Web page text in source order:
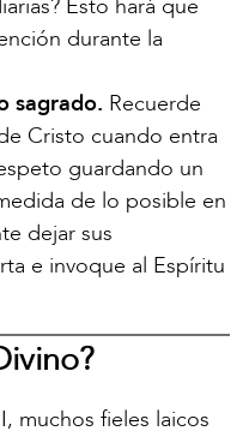
Esto hará que
durante la
sagrado. Recuerde
Cristo cuando entra
guardando un
de lo posible en
dejar sus
e invoque al Espíritu
muchos fieles laicos